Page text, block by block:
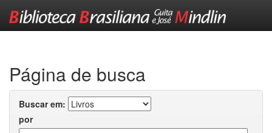
Página de busca
Buscar em:
por